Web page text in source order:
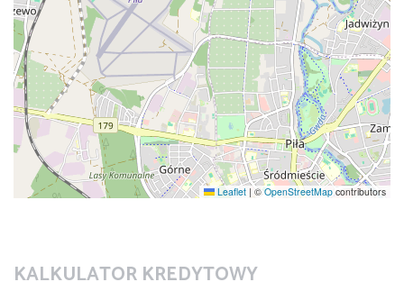
Leaflet | ©OpenStreetMap contributors
KALKULATOR KREDYTOWY